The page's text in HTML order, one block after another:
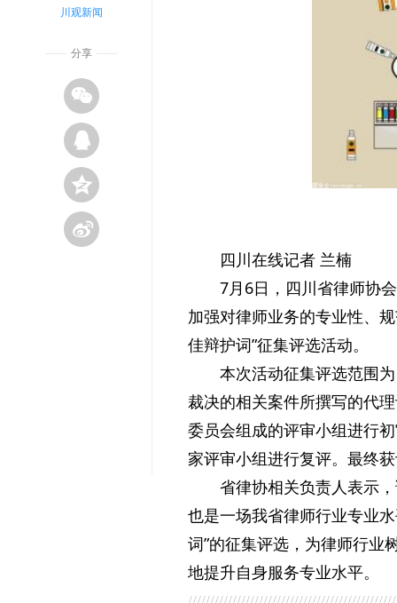
川观新闻
分享
四川在线记者 兰楠
7月6日，四川省律师协
加强对律师业务的专业性、
佳辩护词”征集评选活动。
本次活动征集评选范围
裁决的相关案件所撰写的代
委员会组成的评审小组进行
家评审小组进行复评。最终
省律协相关负责人表示
也是一场我省律师行业专业
词”的征集评选，为律师行业
地提升自身服务专业水平。